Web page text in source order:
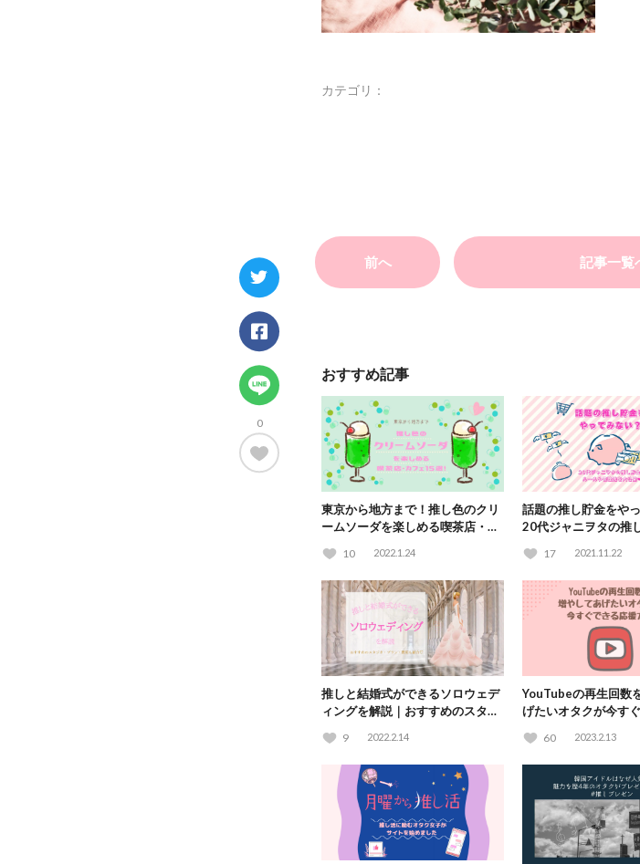
0
カテゴリ：
前へ 記事一覧
おすすめ記事
東京から地方まで！推し色のクリ
ームソーダを楽しめる喫茶店・カ
10 2022.1.24
話題の推し貯金をや
20代ジャニヲタの推
17 2021.11.22
推しと結婚式ができるソロウェデ
ィングを解説｜おすすめのスタジ
9 2022.2.14
YouTubeの再生回数
げたいオタクが今す
60 2023.2.13